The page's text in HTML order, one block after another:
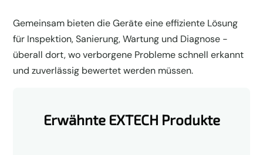
Gemeinsam bieten die Geräte eine effiziente Lösung
für Inspektion, Sanierung, Wartung und Diagnose -
überall dort, wo verborgene Probleme schnell erkannt
und zuverlässig bewertet werden müssen.
Erwähnte EXTECH Produkte